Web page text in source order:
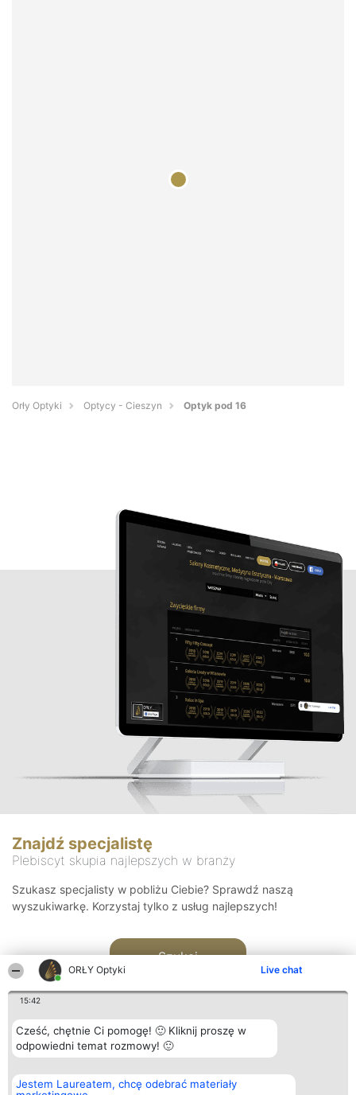
ORŁY Optyki Live chat
15:42
Cześć, chętnie Ci pomogę! 🙂 Kliknij proszę w
odpowiedni temat rozmowy! 🙂
Jestem Laureatem, chcę odebrać materiały
Orły Optyki Optycy - Cieszyn Optyk pod 16
Znajdź specjalistę
Plebiscyt skupia najlepszych w branży
Szukasz specjalisty w pobliżu Ciebie? Sprawdź naszą
wyszukiwarkę. Korzystaj tylko z usług najlepszych!
Szukaj
Organizator plebiscytu
Bright Side Solutions sp. z o.
Plebiscyt
Laureaci
Kontakt
Kontakt